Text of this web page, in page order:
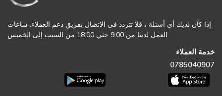
إذا كان لديك أي أسئلة ، فلا تتردد في الاتصال بفريق دعم العملاء. ساعات
العمل لدينا من 9:00 حتي 18:00 من السبت إلى الخميس
خدمة العملاء
0785040907